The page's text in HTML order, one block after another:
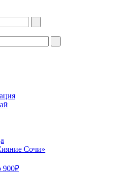
Сочи»
900₽